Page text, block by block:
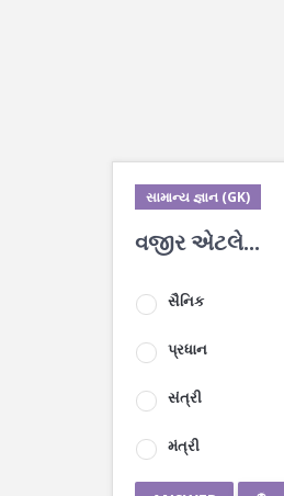
સામાન્ય જ્ઞાન (GK)
વજીર એટલે...
સૈનિક
પ્રધાન
સંત્રી
મંત્રી